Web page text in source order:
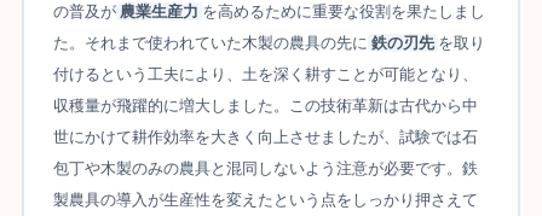
の普及が 農業生産力 を高めるために重要な役割を果たしまし
た。それまで使われていた木製の農具の先に 鉄の刃先 を取り
付けるという工夫により、土を深く耕すことが可能となり、
収穫量が飛躍的に増大しました。この技術革新は古代から中
世にかけて耕作効率を大きく向上させましたが、試験では石
包丁や木製のみの農具と混同しないよう注意が必要です。鉄
製農具の導入が生産性を変えたという点をしっかり押さえて